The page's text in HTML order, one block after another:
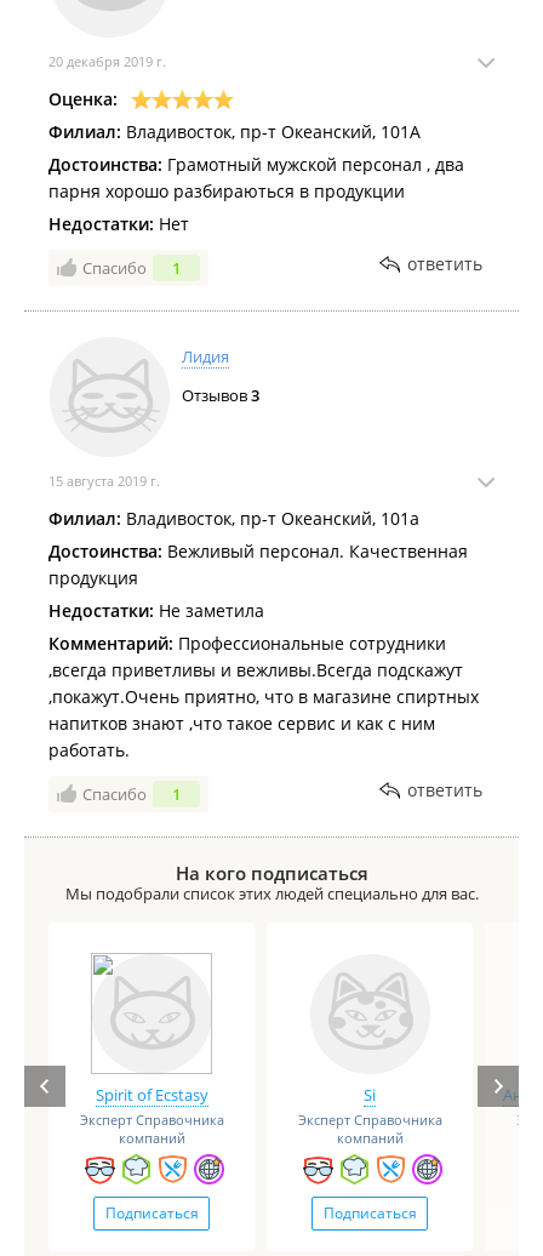
20 декабря 2019 г.
Оценка:
Филиал: Владивосток, пр-т Океанский, 101А
Достоинства: Грамотный мужской персонал , два
парня хорошо разбираються в продукции
Недостатки: Нет
Спасибо 1 ответить
Лидия
Отзывов3
15 августа 2019 г.
Филиал: Владивосток, пр-т Океанский, 101а
Достоинства: Вежливый персонал. Качественная
продукция
Недостатки: Не заметила
Комментарий: Профессиональные сотрудники
,всегда приветливы и вежливы.Всегда подскажут
,покажут.Очень приятно, что в магазине спиртных
напитков знают ,что такое сервис и как с ним
работать.
Спасибо 1 ответить
На кого подписаться
Мы подобрали список этих людей специально для вас.
Spirit of Ecstasy
Эксперт Справочника
компаний
Подписаться
Si
Эксперт Справочника
компаний
Подписаться